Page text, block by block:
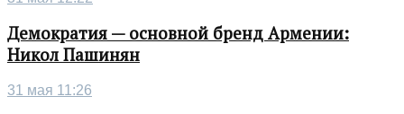
Демократия — основной бренд Армении:
Никол Пашинян
31 мая 11:26